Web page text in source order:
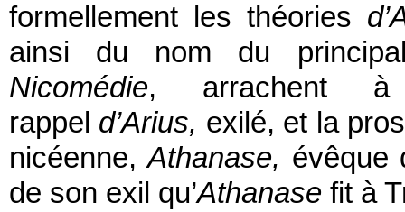
formellement les théories
ainsi du nom du
Nicomédie, arrachent
rappel d’Arius, exilé, et la
nicéenne,Athanase, évêque
de son exil qu’Athanase fit à